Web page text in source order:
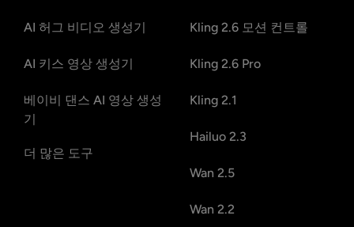
AI 허그 비디오 생성기
AI 키스 영상 생성기
베이비 댄스 AI 영상 생성
기
더 많은 도구
Kling 2.6 모션 컨트롤
Kling 2.6 Pro
Kling 2.1
Hailuo 2.3
Wan 2.5
Wan 2.2